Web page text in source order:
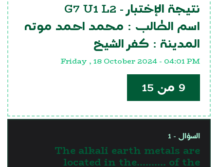
نتيجة الإختبار - G7 U1 L2
اسم الطالب : محمد احمد موته
المدينة : كفر الشيخ
Friday , 18 October 2024 - 04:01 PM
9 من 15
السؤال - 1
The alkali earth metals are
located in the.......... of the